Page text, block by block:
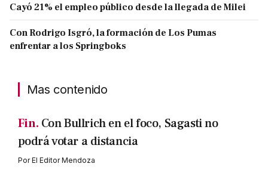
Cayó 21% el empleo público desde la llegada de Milei
Con Rodrigo Isgró, la formación de Los Pumas
enfrentar a los Springboks
Mas contenido
Fin. Con Bullrich en el foco, Sagasti no
podrá votar a distancia
PorEl Editor Mendoza